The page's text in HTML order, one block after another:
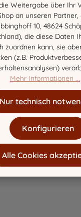
Weitergabe über Ihr
an unseren
10, 48624
die diese Daten
zuordnen kann, sie
(z.B.
Mehr Informationen ...
Nur technisch
Konfigurieren
Alle Cookies